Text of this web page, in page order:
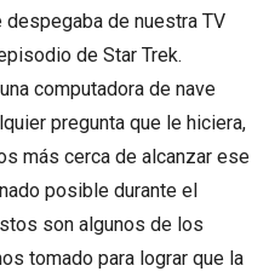
de nuestra TV
de Star Trek.
computadora de nave
pregunta que le hiciera,
más cerca de alcanzar ese
posible durante el
son algunos de los
tomado para lograr que la